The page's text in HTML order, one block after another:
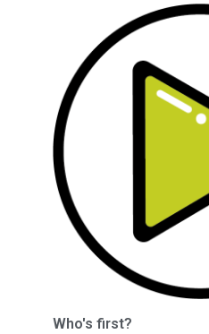
Who's first?